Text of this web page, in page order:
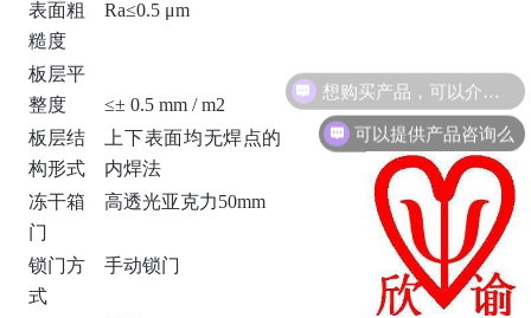
表面粗
糙度
Ra≤0.5 μm
板层平
整度
≤±0.5 mm / m2
板层结
构形式
上下表面均无焊点的
内焊法
冻干箱
门
高透光亚克力50mm
锁门方
式
手动锁门
可以提供产品咨询么